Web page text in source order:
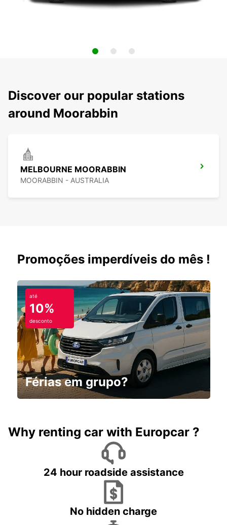
Discover our popular stations
around Moorabbin
MELBOURNE MOORABBIN
MOORABBIN - AUSTRALIA
Promoções imperdíveis do mês !
até
10%
desconto
Férias em grupo?
Why renting car with Europcar ?
24 hour roadside assistance
No hidden charge